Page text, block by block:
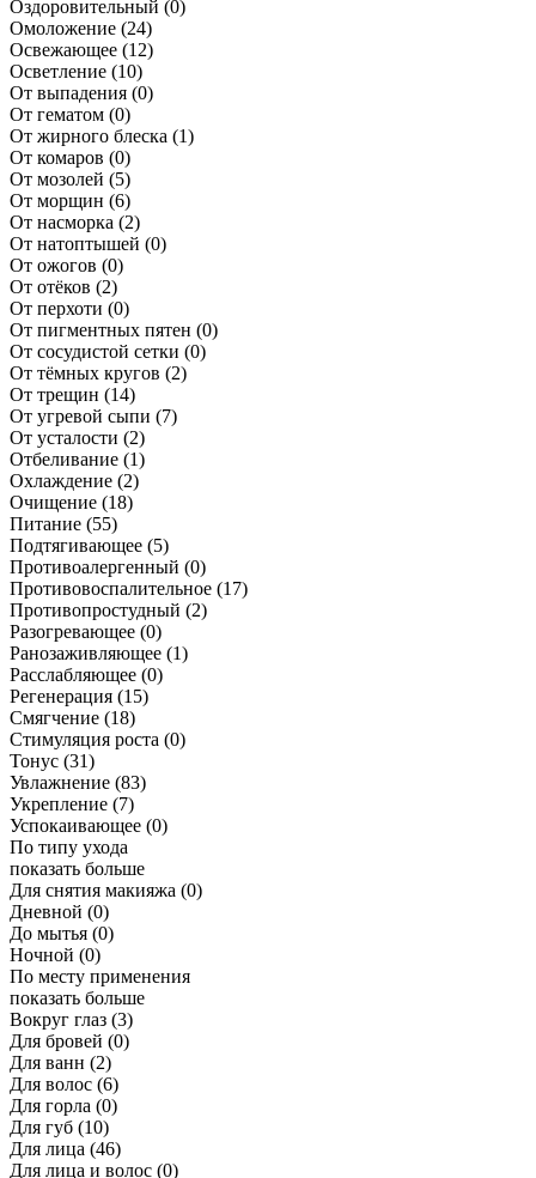
Оздоровительный (0)
Омоложение (24)
Освежающее (12)
Осветление (10)
От выпадения (0)
От гематом (0)
От жирного блеска (1)
От комаров (0)
От мозолей (5)
От морщин (6)
От насморка (2)
От натоптышей (0)
От ожогов (0)
От отёков (2)
От перхоти (0)
От пигментных пятен (0)
От сосудистой сетки (0)
От тёмных кругов (2)
От трещин (14)
От угревой сыпи (7)
От усталости (2)
Отбеливание (1)
Охлаждение (2)
Очищение (18)
Питание (55)
Подтягивающее (5)
Противоалергенный (0)
Противовоспалительное (17)
Противопростудный (2)
Разогревающее (0)
Ранозаживляющее (1)
Расслабляющее (0)
Регенерация (15)
Смягчение (18)
Стимуляция роста (0)
Тонус (31)
Увлажнение (83)
Укрепление (7)
Успокаивающее (0)
По типу ухода
показать больше
Для снятия макияжа (0)
Дневной (0)
До мытья (0)
Ночной (0)
По месту применения
показать больше
Вокруг глаз (3)
Для бровей (0)
Для ванн (2)
Для волос (6)
Для горла (0)
Для губ (10)
Для лица (46)
Для лица и волос (0)